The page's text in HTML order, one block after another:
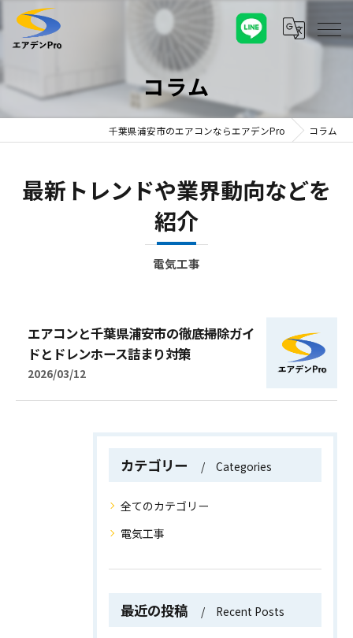
コラム
千葉県浦安市のエアコンならエアデンPro コラム
最新トレンドや業界動向などを
紹介
電気工事
エアコンと千葉県浦安市の徹底掃除ガイ
ドとドレンホース詰まり対策
2026/03/12
カテゴリー Categories
全てのカテゴリー
電気工事
最近の投稿 Recent Posts